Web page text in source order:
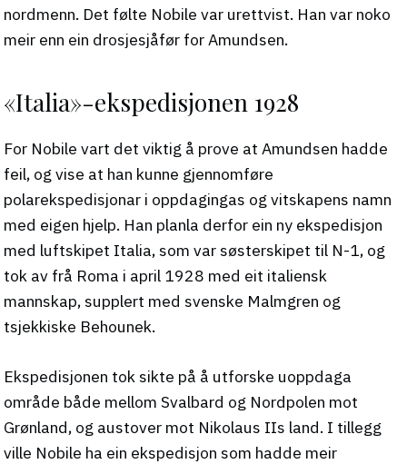
nordmenn. Det følte Nobile var urettvist. Han var noko
meir enn ein drosjesjåfør for Amundsen.
«Italia»-ekspedisjonen 1928
For Nobile vart det viktig å prove at Amundsen hadde
feil, og vise at han kunne gjennomføre
polarekspedisjonar i oppdagingas og vitskapens namn
med eigen hjelp. Han planla derfor ein ny ekspedisjon
med luftskipet Italia, som var søsterskipet til N-1, og
tok av frå Roma i april 1928 med eit italiensk
mannskap, supplert med svenske Malmgren og
tsjekkiske Behounek.
Ekspedisjonen tok sikte på å utforske uoppdaga
område både mellom Svalbard og Nordpolen mot
Grønland, og austover mot Nikolaus IIs land. I tillegg
ville Nobile ha ein ekspedisjon som hadde meir